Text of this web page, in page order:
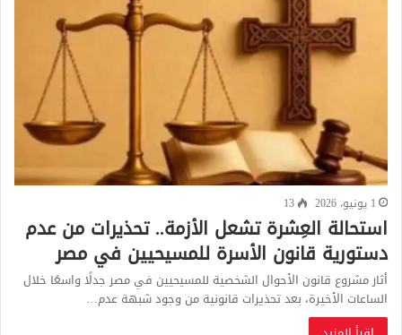
1 يونيو، 2026 13
استحالة العِشرة تشعل الأزمة.. تحذيرات من عدم
دستورية قانون الأسرة للمسيحيين في مصر
أثار مشروع قانون الأحوال الشخصية للمسيحيين في مصر جدلًا واسعًا خلال
الساعات الأخيرة، بعد تحذيرات قانونية من وجود شبهة عدم…